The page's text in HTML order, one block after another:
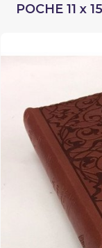
POCHE 11 x